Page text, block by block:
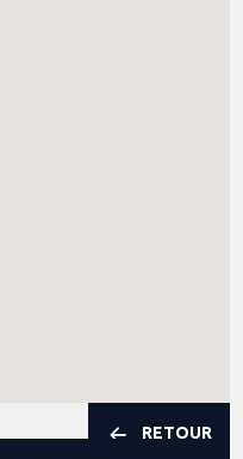
RETOUR